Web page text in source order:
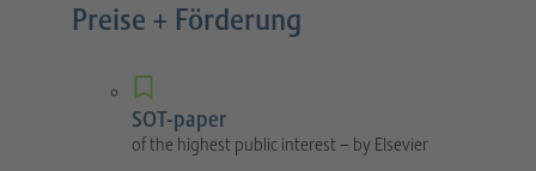
Preise + Förderung
SOT-paper
of the highest public interest – by Elsevier